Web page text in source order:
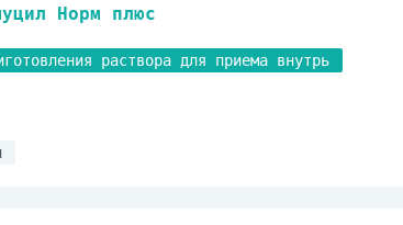
Норм плюс
раствора для приема внутрь